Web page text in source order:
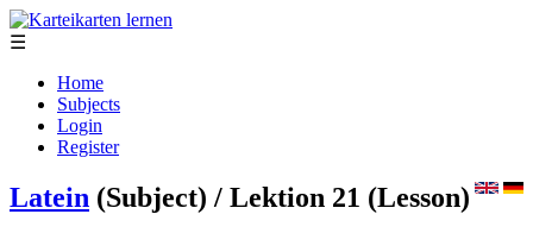
☰
Home
Subjects
Login
Register
Latein (Subject) / Lektion 21 (Lesson)